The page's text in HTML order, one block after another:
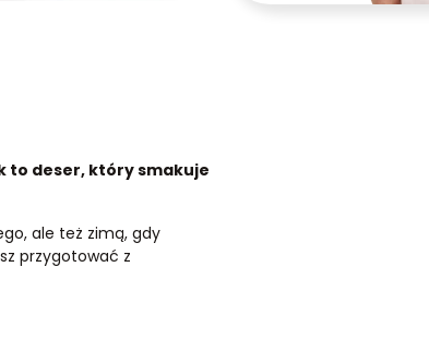
to deser, który smakuje
ale też zimą, gdy
przygotować z